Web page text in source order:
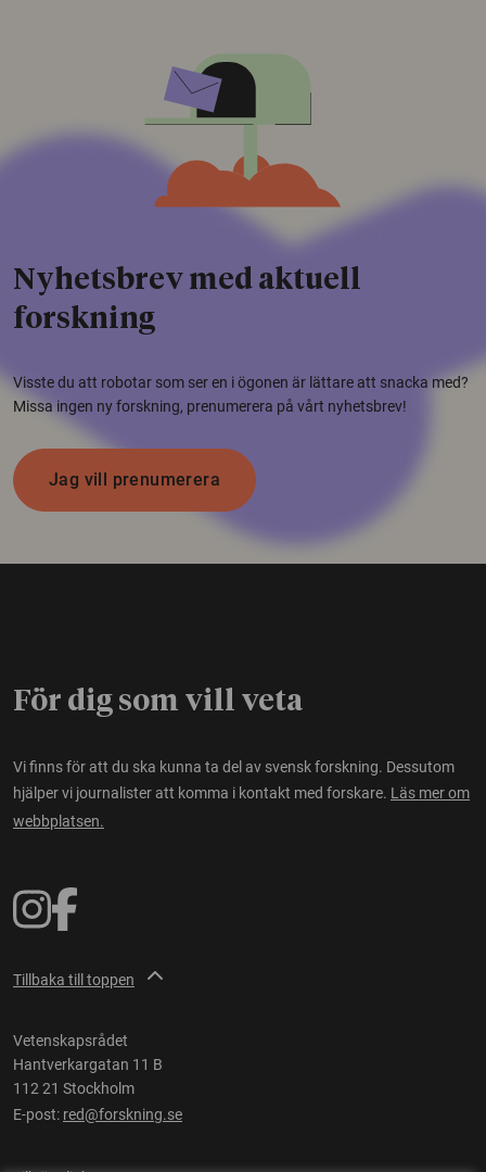
Nyhetsbrev med aktuell
forskning
Visste du att robotar som ser en i ögonen är lättare att snacka med?
Missa ingen ny forskning, prenumerera på vårt nyhetsbrev!
Jag vill prenumerera
För dig som vill veta
Vi finns för att du ska kunna ta del av svensk forskning. Dessutom
hjälper vi journalister att komma i kontakt med forskare. Läs mer om
webbplatsen.
Tillbaka till toppen
Vetenskapsrådet
Hantverkargatan 11 B
112 21 Stockholm
E-post: red@forskning.se